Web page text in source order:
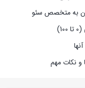
به متخصص سئو